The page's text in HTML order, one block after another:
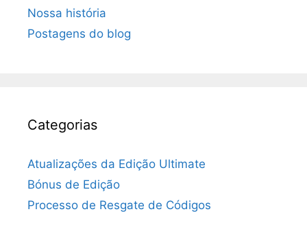
Nossa história
Postagens do blog
Categorias
Atualizações da Edição Ultimate
Bónus de Edição
Processo de Resgate de Códigos